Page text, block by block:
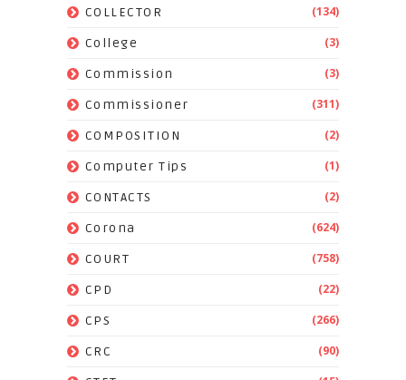
COLLECTOR (134)
College (3)
Commission (3)
Commissioner (311)
COMPOSITION (2)
Computer Tips (1)
CONTACTS (2)
Corona (624)
COURT (758)
CPD (22)
CPS (266)
CRC (90)